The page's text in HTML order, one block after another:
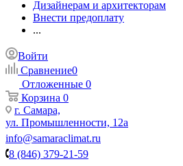
Дизайнерам и архитекторам
Внести предоплату
...
Войти
Сравнение0
Отложенные 0
Корзина 0
г. Самара,
ул. Промышленности, 12а
info@samaraclimat.ru
8 (846) 379-21-59